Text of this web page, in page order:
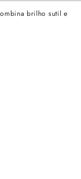
brilho sutil e